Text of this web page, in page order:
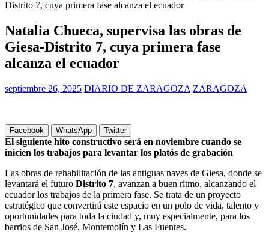
Distrito 7, cuya primera fase alcanza el ecuador
Natalia Chueca, supervisa las obras de
Giesa-Distrito 7, cuya primera fase
alcanza el ecuador
septiembre 26, 2025 DIARIO DE ZARAGOZA ZARAGOZA
Facebook WhatsApp Twitter
El siguiente hito constructivo será en noviembre cuando se
inicien los trabajos para levantar los platós de grabación
Las obras de rehabilitación de las antiguas naves de Giesa, donde se
levantará el futuro Distrito 7, avanzan a buen ritmo, alcanzando el
ecuador los trabajos de la primera fase. Se trata de un proyecto
estratégico que convertirá este espacio en un polo de vida, talento y
oportunidades para toda la ciudad y, muy especialmente, para los
barrios de San José, Montemolín y Las Fuentes.